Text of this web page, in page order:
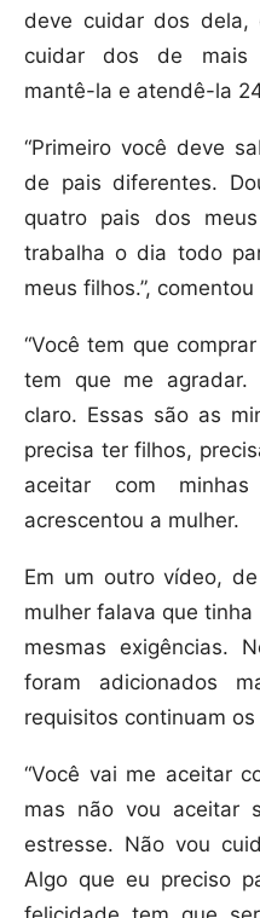
deve cuidar dos dela,
cuidar dos de mais
mantê-la e atendê-la
“Primeiro você deve
de pais diferentes.
quatro pais dos
trabalha o dia todo
meus filhos.”,
“Você tem que
tem que me agradar.
claro. Essas são as
precisa ter filhos,
aceitar com
acrescentou a mulher.
Em um outro vídeo,
mulher falava que
mesmas exigências.
foram adicionados
requisitos continuam os
“Você vai me aceitar
mas não vou aceitar
estresse. Não vou
Algo que eu preciso